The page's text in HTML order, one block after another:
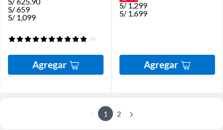
S/659
S/ 1,099
(1)
Agregar
S/ 1,299
S/ 1,699
Agregar
1 2